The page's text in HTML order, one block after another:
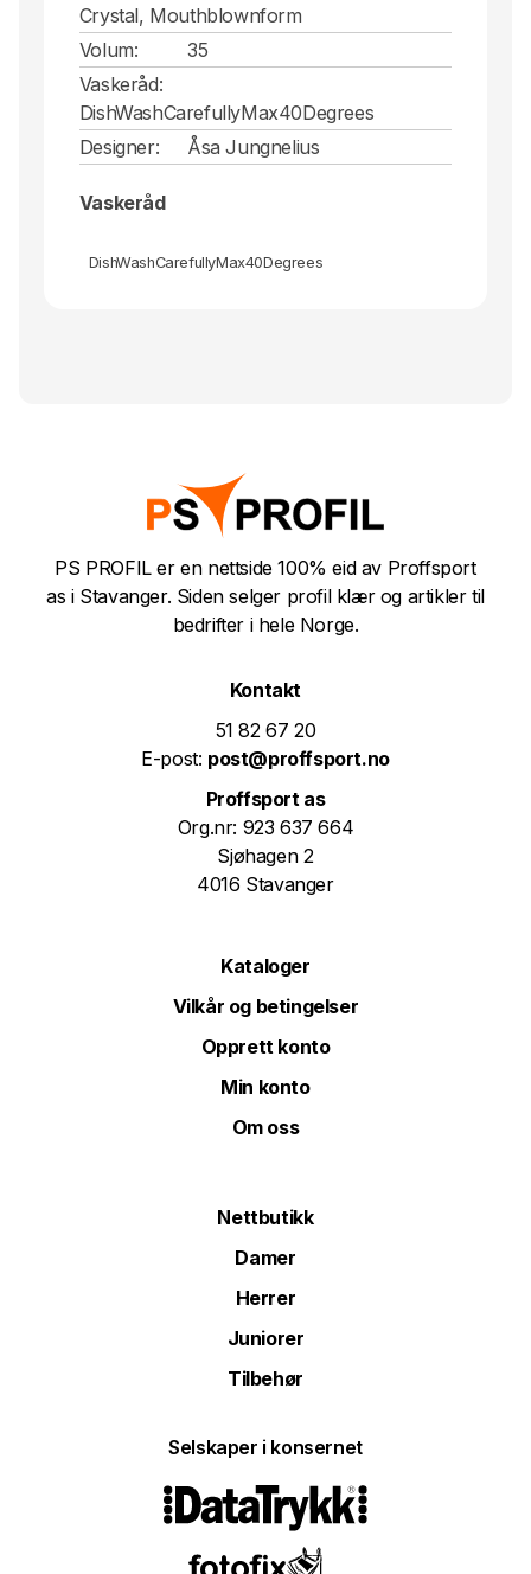
Crystal, Mouthblownform
Volum:
35
Vaskeråd:
DishWashCarefullyMax40Degrees
Designer:
Åsa Jungnelius
Vaskeråd
DishWashCarefullyMax40Degrees
PS PROFIL er en nettside 100% eid av Proffsport
as i Stavanger. Siden selger profil klær og artikler til
bedrifter i hele Norge.
Kontakt
51 82 67 20
E-post: post@proffsport.no
Proffsport as
Org.nr: 923 637 664
Sjøhagen 2
4016 Stavanger
Kataloger
Vilkår og betingelser
Opprett konto
Min konto
Om oss
Nettbutikk
Damer
Herrer
Juniorer
Tilbehør
Selskaper i konsernet